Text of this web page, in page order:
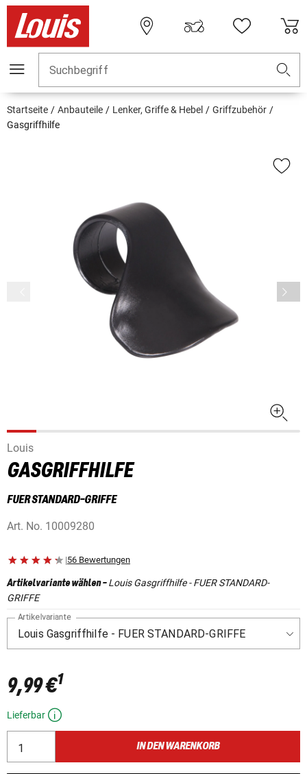
Suchbegriff
Startseite Anbauteile Lenker, Griffe & Hebel
Griffzubehör
Gasgriffhilfe
Louis
GASGRIFFHILFE
FUER STANDARD-GRIFFE
Art. No. 10009280
|56 Bewertungen
Artikelvariante wählen-Louis Gasgriffhilfe - FUER STANDARD-
GRIFFE
Artikelvariante
9,99 €1
Lieferbar
IN DEN WARENKORB